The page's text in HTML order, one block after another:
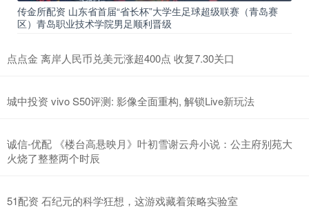
传金所配资 山东省首届“省长杯”大学生足球超级联赛（青岛赛
区）青岛职业技术学院男足顺利晋级
点点金 离岸人民币兑美元涨超400点 收复7.30关口
城中投资 vivo S50评测: 影像全面重构, 解锁Live新玩法
诚信-优配 《楼台高悬映月》叶初雪谢云舟小说：公主府别苑大
火烧了整整两个时辰
51配资 石纪元的科学狂想，这游戏藏着策略实验室